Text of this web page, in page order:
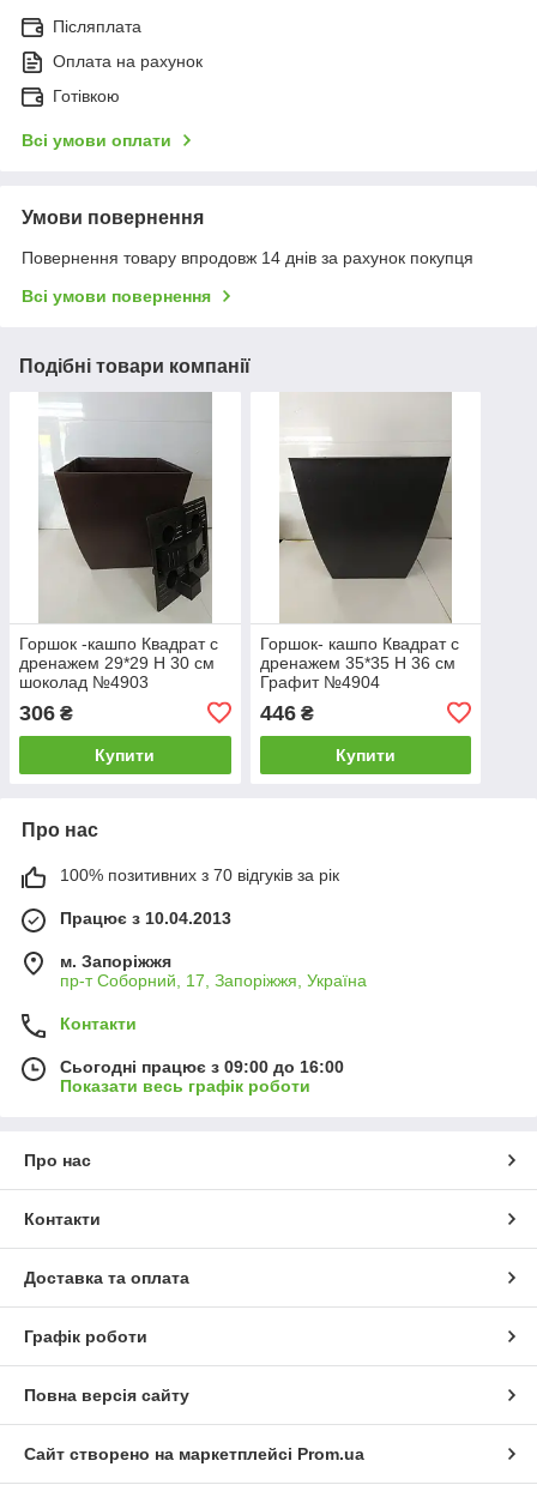
Післяплата
Оплата на рахунок
Готівкою
Всі умови оплати
Умови повернення
Повернення товару впродовж 14 днів за рахунок покупця
Всі умови повернення
Подібні товари компанії
Горшок -кашпо Квадрат с
дренажем 29*29 Н 30 см
шоколад №4903
306 ₴
Купити
Горшок- кашпо Квадрат с
дренажем 35*35 Н 36 см
Графит №4904
446₴
Купити
Про нас
100% позитивних з 70 відгуків за рік
Працює з 10.04.2013
м. Запоріжжя
пр-т Соборний, 17, Запоріжжя, Україна
Контакти
Сьогодні працює з 09:00 до 16:00
Показати весь графік роботи
Про нас
Контакти
Доставка та оплата
Графік роботи
Повна версія сайту
Сайт створено на маркетплейсі Prom.ua